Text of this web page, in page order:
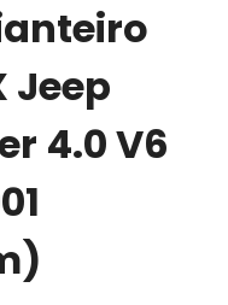
Jeep
4.0 V6